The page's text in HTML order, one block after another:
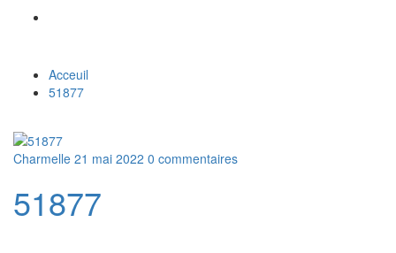
Acceuil
51877
Charmelle 21 mai 2022 0 commentaires
51877